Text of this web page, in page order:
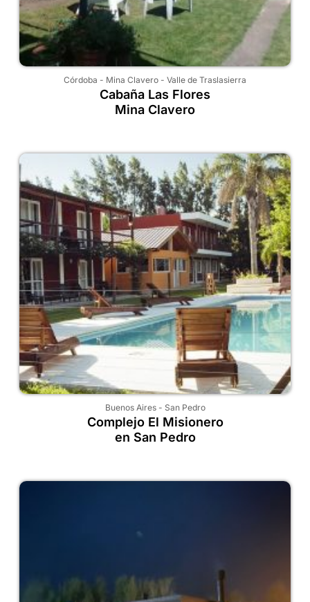
Córdoba - Mina Clavero - Valle de Traslasierra
Cabaña Las Flores
Mina Clavero
Buenos Aires- San Pedro
Complejo El Misionero
en San Pedro